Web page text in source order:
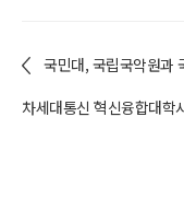
국민대, 국립국악원과